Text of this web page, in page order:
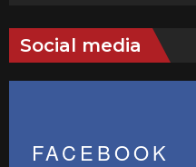
Social media
FACEBOOK